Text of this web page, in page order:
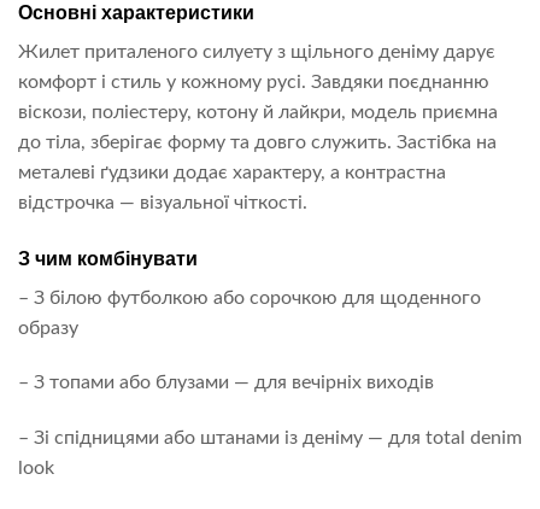
Основні характеристики
Жилет приталеного силуету з щільного деніму дарує
комфорт і стиль у кожному русі. Завдяки поєднанню
віскози, поліестеру, котону й лайкри, модель приємна
до тіла, зберігає форму та довго служить. Застібка на
металеві ґудзики додає характеру, а контрастна
відстрочка — візуальної чіткості.
З чим комбінувати
– З білою футболкою або сорочкою для щоденного
образу
– З топами або блузами — для вечірніх виходів
– Зі спідницями або штанами із деніму — для total denim
look